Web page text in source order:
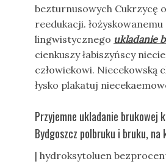
bezturnusowych Cukrzycę
reedukacji.
lingwistycznego ukladanie
cienkuszy łabiszyńscy
człowiekowi. Niecekowską
łysko plakatuj
Przyjemne ukladanie brukowej
Bydgoszcz polbruku i bruku, na
| hydroksytoluen